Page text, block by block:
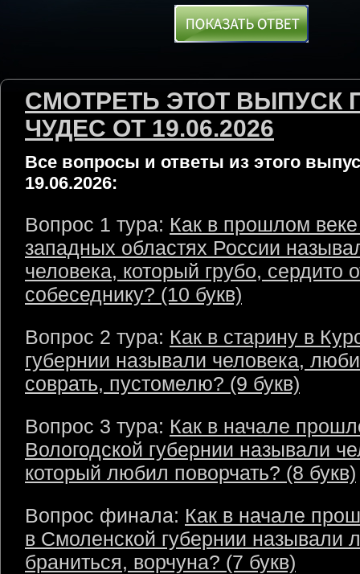
СМОТРЕТЬ ЭТОТ ВЫПУСК
ЧУДЕС ОТ 19.06.2026
Все вопросы и ответы из этого
19.06.2026:
Вопрос 1 тура: Как в прошлом
западных областях России
человека, который грубо, сердито
собеседнику? (10 букв)
Вопрос 2 тура: Как в старину в
губернии называли человека,
соврать, пустомелю? (9 букв)
Вопрос 3 тура: Как в начале
Вологодской губернии называли
который любил поворчать? (8 букв)
Вопрос финала: Как в начале
в Смоленской губернии называли
браниться, ворчуна? (7 букв)